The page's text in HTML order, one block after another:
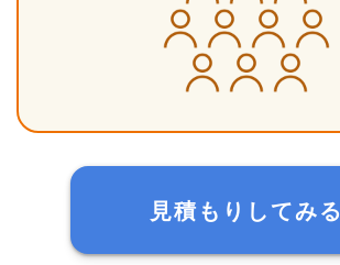
見積もりしてみる